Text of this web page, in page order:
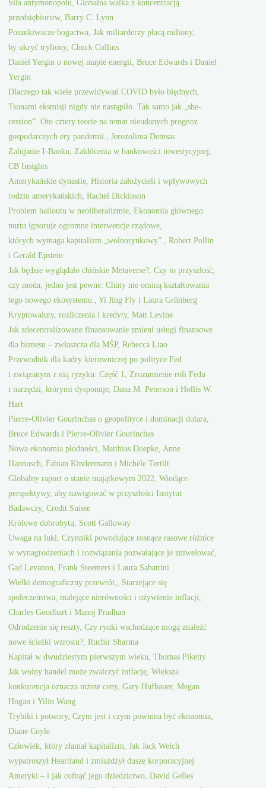
Siła antymonopolu, Globalna walka z koncentracją
przedsiębiorstw, Barry C. Lynn
Poszukiwacze bogactwa, Jak miliarderzy płacą miliony,
by ukryć tryliony, Chuck Collins
Daniel Yergin o nowej mapie energii, Bruce Edwards i Daniel
Yergin
Dlaczego tak wiele przewidywań COVID było błędnych,
Tsunami eksmisji nigdy nie nastąpiło. Tak samo jak „she-
cession”. Oto cztery teorie na temat nieudanych prognoz
gospodarczych ery pandemii., Jerozolima Demsas
Zabijanie I-Banku, Zakłócenia w bankowości inwestycyjnej,
CB Insights
Amerykańskie dynastie, Historia założycieli i wpływowych
rodzin amerykańskich, Rachel Dickinson
Problem bailoutu w neoliberalizmie, Ekonomia głównego
nurtu ignoruje ogromne interwencje rządowe,
których wymaga kapitalizm „wolnorynkowy”., Robert Pollin
i Gerald Epstein
Jak będzie wyglądało chińskie Metaverse?, Czy to przyszłość,
czy moda, jedno jest pewne: Chiny nie ominą kształtowania
tego nowego ekosystemu., Yi Jing Fly i Laura Grünberg
Kryptowaluty, rozliczenia i kredyty, Matt Levine
Jak zdecentralizowane finansowanie zmieni usługi finansowe
dla biznesu – zwłaszcza dla MŚP, Rebecca Liao
Przewodnik dla kadry kierowniczej po polityce Fed
i związanym z nią ryzyku: Część 1, Zrozumienie roli Fedu
i narzędzi, którymi dysponuje, Dana M. Peterson i Hollis W.
Hart
Pierre-Olivier Gourinchas o geopolityce i dominacji dolara,
Bruce Edwards i Pierre-Olivier Gourinchas
Nowa ekonomia płodności, Matthias Doepke, Anne
Hannusch, Fabian Kindermann i Michèle Tertilt
Globalny raport o stanie majątkowym 2022, Wiodące
perspektywy, aby nawigować w przyszłości Instytut
Badawczy, Credit Suisse
Królowe dobrobytu, Scott Galloway
Uwaga na luki, Czynniki powodujące rosnące rasowe różnice
w wynagrodzeniach i rozwiązania pozwalające je zniwelować,
Gad Levanon, Frank Steemers i Laura Sabattini
Wielki demograficzny przewrót,, Starzejące się
społeczeństwa, malejące nierówności i ożywienie inflacji,
Charles Goodhart i Manoj Pradhan
Odrodzenie się reszty, Czy rynki wschodzące mogą znaleźć
nowe ścieżki wzrostu?, Ruchir Sharma
Kapitał w dwudziestym pierwszym wieku, Thomas Piketty
Jak wolny handel może zwalczyć inflację, Większa
konkurencja oznacza niższe ceny, Gary Hufbauer, Megan
Hogan i Yilin Wang
Trybiki i potwory, Czym jest i czym powinna być ekonomia,
Diane Coyle
Człowiek, który złamał kapitalizm, Jak Jack Welch
wypatroszył Heartland i zmiażdżył duszę korporacyjnej
Ameryki – i jak cofnąć jego dziedzictwo, David Gelles